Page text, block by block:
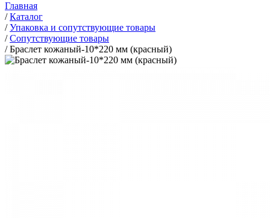
Главная
/Каталог
/Упаковка и сопутствующие товары
/Сопутствующие товары
/Браслет кожаный-10*220 мм (красный)